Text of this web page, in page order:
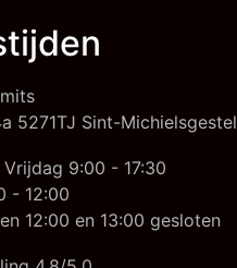
5271TJ Sint-Michielsgestel
9:00 - 17:30
- 12:00
12:00 en 13:00 gesloten